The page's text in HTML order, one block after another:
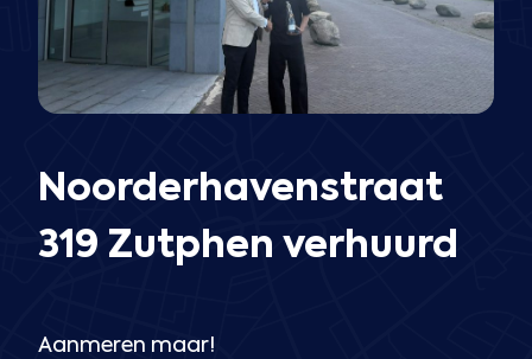
Noorderhavenstraat
319 Zutphen verhuurd
Aanmeren maar!